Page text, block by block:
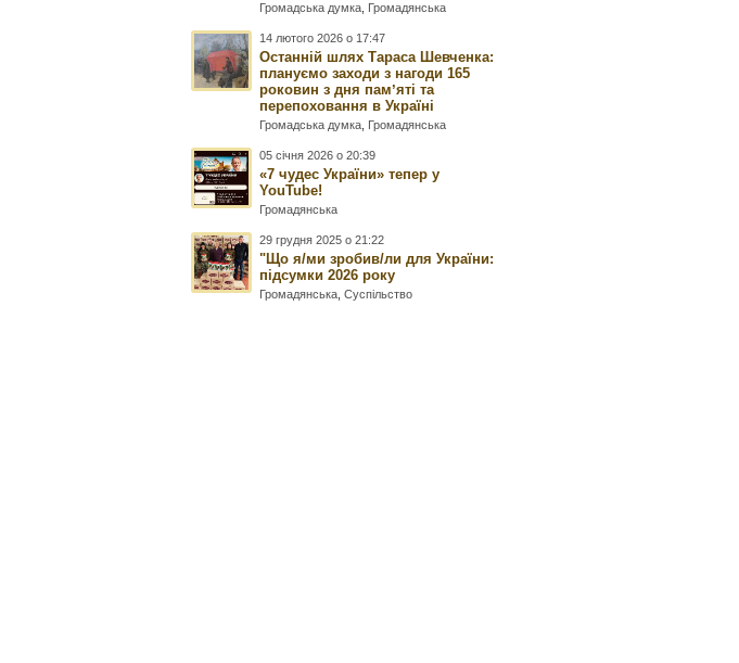
Громадська думка Громадянська
14 лютого 2026 о 17:47
Останній шлях Тараса Шевченка:
плануємо заходи з нагоди 165
роковин з дня памʼяті та
перепоховання в Україні
Громадська думка Громадянська
05 січня 2026 о 20:39
«7 чудес України» тепер у
YouTube!
Громадянська
29 грудня 2025 о 21:22
"Що я/ми зробив/ли для України:
підсумки 2026 року
Громадянська ,Суспільство